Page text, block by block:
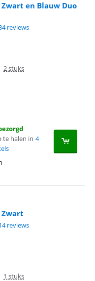
Zwart en Blauw Duo
34 reviews.
reviews
2 stuks
te halen in 4
Zwart
14 reviews.
reviews
1 stuks